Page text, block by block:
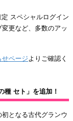
スペシャルログイン
更など、多数のアッ
せページよりご確認く
種 セト」を追加！
となる古代グランウ